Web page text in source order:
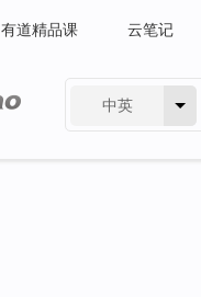
有道精品课 云笔记
中英